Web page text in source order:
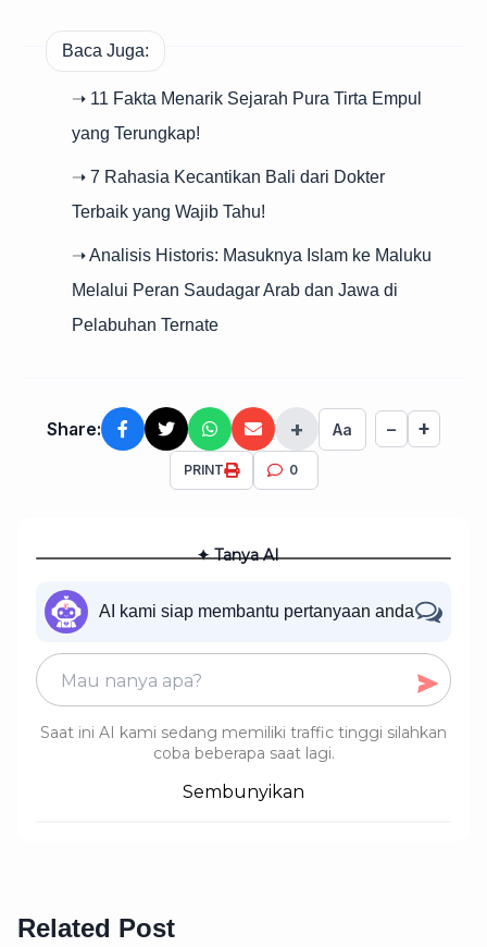
Baca Juga:
➝ 11 Fakta Menarik Sejarah Pura Tirta Empul
yang Terungkap!
➝ 7 Rahasia Kecantikan Bali dari Dokter
Terbaik yang Wajib Tahu!
➝ Analisis Historis: Masuknya Islam ke Maluku
Melalui Peran Saudagar Arab dan Jawa di
Pelabuhan Ternate
Share: + Aa − +
PRINT 0
✦ Tanya AI
AI kami siap membantu pertanyaan anda
Saat ini AI kami sedang memiliki traffic tinggi silahkan
coba beberapa saat lagi.
Sembunyikan
Related Post